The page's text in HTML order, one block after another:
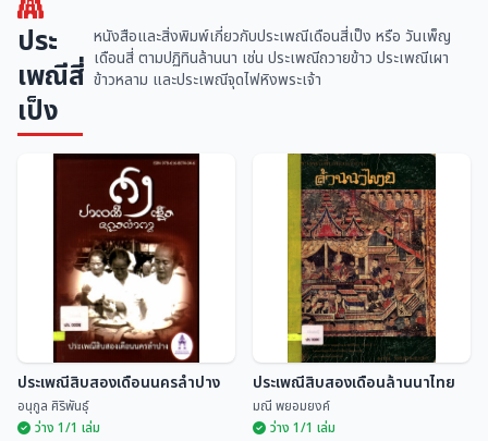
ประ
เพณีสี่
เป็ง
หนังสือและสิ่งพิมพ์เกี่ยวกับประเพณีเดือนสี่เป็ง หรือ วันเพ็ญ
เดือนสี่ ตามปฏิทินล้านนา เช่น ประเพณีถวายข้าว ประเพณีเผา
ข้าวหลาม และประเพณีจุดไฟหิงพระเจ้า
ประเพณีสิบสองเดือนนครลำปาง
อนุกูล ศิริพันธุ์
ว่าง 1/1 เล่ม
ประเพณีสิบสองเดือนล้านนาไทย
มณี พยอมยงค์
ว่าง 1/1 เล่ม